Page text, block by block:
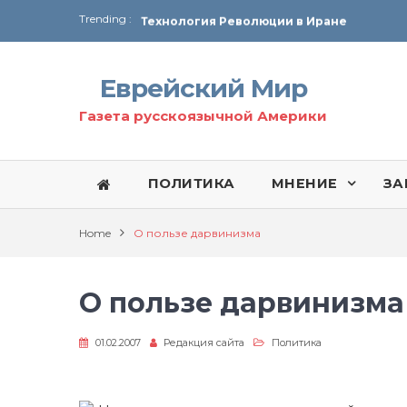
Trending :
Технология Революции в Иране
Еврейский Мир
Газета русскоязычной Америки
ПОЛИТИКА МНЕНИЕ
Home О пользе дарвинизма
О пользе дарвинизма
01.02.2007 Редакция сайта Политика